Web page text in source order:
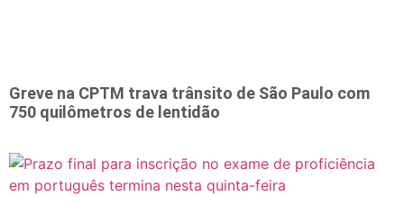
Greve na CPTM trava trânsito de São Paulo com
750 quilômetros de lentidão